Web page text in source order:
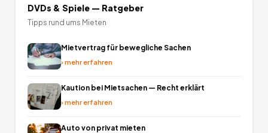
DVDs & Spiele— Ratgeber
Tipps rund ums Mieten
Mietvertrag für bewegliche Sachen
›mehr erfahren
Kaution bei Mietsachen — Recht erklärt
›mehr erfahren
Auto von privat mieten